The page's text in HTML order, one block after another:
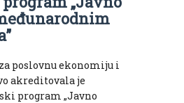
poslovnu ekonomiju i
akreditovala je
program „Javno